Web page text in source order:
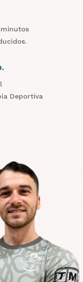
Deportiva